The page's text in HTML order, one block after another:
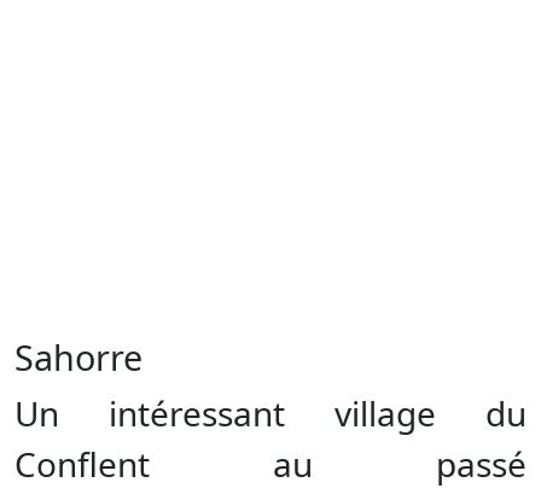
Sahorre
Un intéressant village du
Conflent au passé